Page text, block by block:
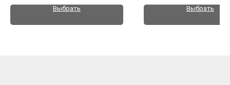
Выбрать Выбрать